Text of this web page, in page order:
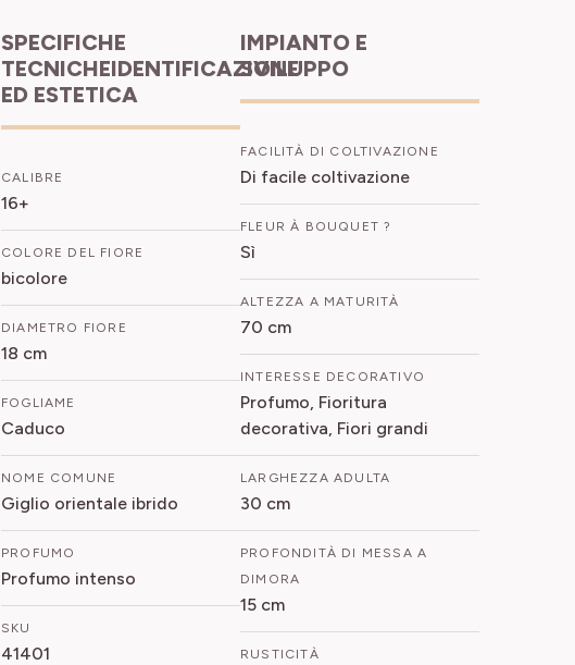
SPECIFICHE
TECNICHEIDENTIFICAZIONE
ED ESTETICA
CALIBRE
16+
COLORE DEL FIORE
bicolore
DIAMETRO FIORE
18 cm
FOGLIAME
Caduco
NOME COMUNE
Giglio orientale ibrido
PROFUMO
Profumo intenso
SKU
41401
IMPIANTO E
SVILUPPO
FACILITÀ DI COLTIVAZIONE
Di facile coltivazione
FLEUR À BOUQUET ?
Sì
ALTEZZA A MATURITÀ
70 cm
INTERESSE DECORATIVO
Profumo, Fioritura
decorativa, Fiori grandi
LARGHEZZA ADULTA
30 cm
PROFONDITÀ DI MESSA A
DIMORA
15 cm
RUSTICITÀ